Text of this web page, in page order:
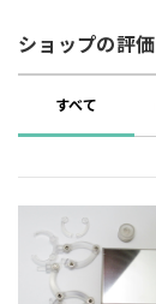
ショップの評価
すべて